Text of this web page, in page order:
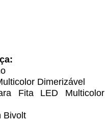
Dimerizável
Fita LED Multicolor
Bivolt